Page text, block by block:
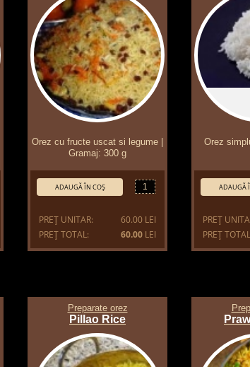
Orez cu fructe uscat si legume |
Gramaj: 300 g
Cantitate:
PREŢ UNITAR:
60.00 LEI
PREŢ TOTAL:
60.00 LEI
ADAUGĂ ÎN COŞ
Orez
Cantitate:
PREŢ
PREŢ
ADAUGĂ
Preparate orez
Pillao Rice